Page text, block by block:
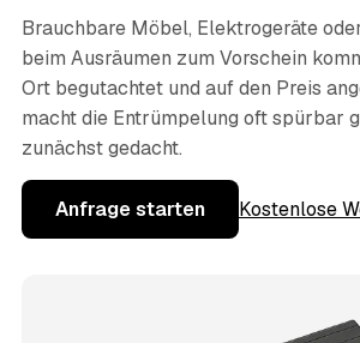
Brauchbare Möbel, Elektrogeräte
beim Ausräumen zum Vorschein
Ort begutachtet und auf den Preis
macht die Entrümpelung oft spürbar
zunächst gedacht.
Anfrage starten Kostenlose